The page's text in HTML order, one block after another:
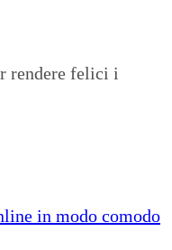
rendere felici i
in modo comodo